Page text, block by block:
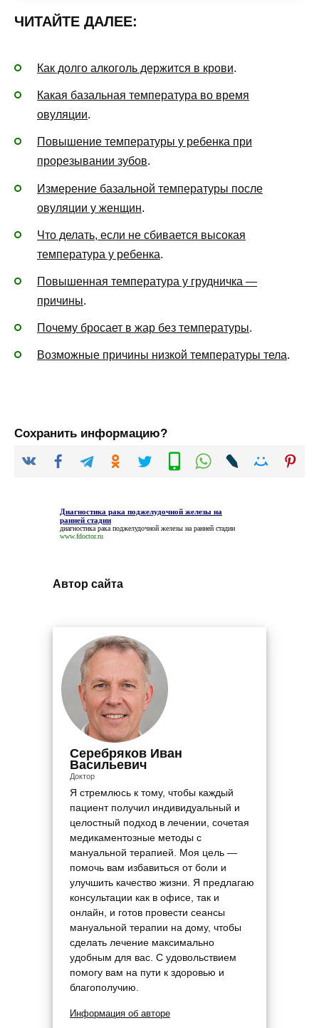
ЧИТАЙТЕ ДАЛЕЕ:
Как долго алкоголь держится в крови.
Какая базальная температура во время
овуляции.
Повышение температуры у ребенка при
прорезывании зубов.
Измерение базальной температуры после
овуляции у женщин.
Что делать, если не сбивается высокая
температура у ребенка.
Повышенная температура у грудничка —
причины.
Почему бросает в жар без температуры.
Возможные причины низкой температуры тела.
Сохранить информацию?
Диагностика рака поджелудочной железы на
ранней стадии
диагностика рака поджелудочной железы на ранней стадии
www.fdoctor.ru
Автор сайта
Серебряков Иван
Васильевич
Доктор
Я стремлюсь к тому, чтобы каждый
пациент получил индивидуальный и
целостный подход в лечении, сочетая
медикаментозные методы с
мануальной терапией. Моя цель —
помочь вам избавиться от боли и
улучшить качество жизни. Я предлагаю
консультации как в офисе, так и
онлайн, и готов провести сеансы
мануальной терапии на дому, чтобы
сделать лечение максимально
удобным для вас. С удовольствием
помогу вам на пути к здоровью и
благополучию.
Информация об авторе